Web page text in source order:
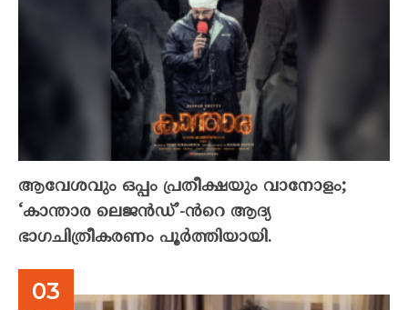
ആവേശവും ഒപ്പം പ്രതീക്ഷയും വാനോളം;
‘കാന്താര ലെജൻഡ്’-ൻറെ ആദ്യ
ഭാഗചിത്രീകരണം പൂർത്തിയായി.